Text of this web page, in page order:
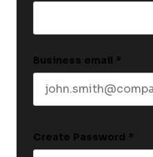
Business email *
Create Password *